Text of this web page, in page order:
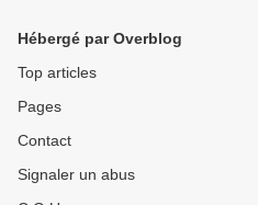
Hébergé par Overblog
Top articles
Pages
Contact
Signaler un abus